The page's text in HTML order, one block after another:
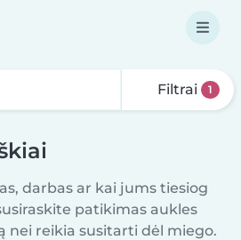
Filtrai 1
darbas ar kai jums tiesiog
patikimas aukles
nei reikia susitarti dėl miego.